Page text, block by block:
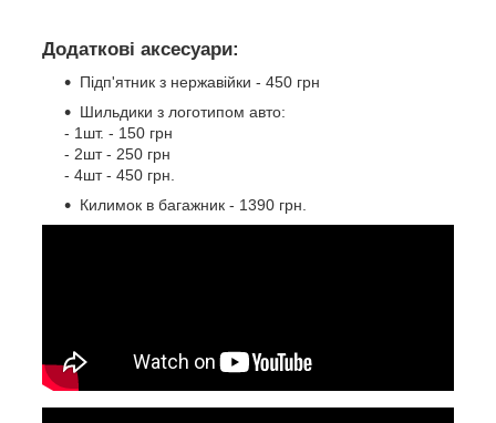
Додаткові аксесуари:
Підп'ятник з нержавійки - 450 грн
Шильдики з логотипом авто:
- 1шт. - 150 грн
- 2шт - 250 грн
- 4шт - 450 грн.
Килимок в багажник - 1390 грн.